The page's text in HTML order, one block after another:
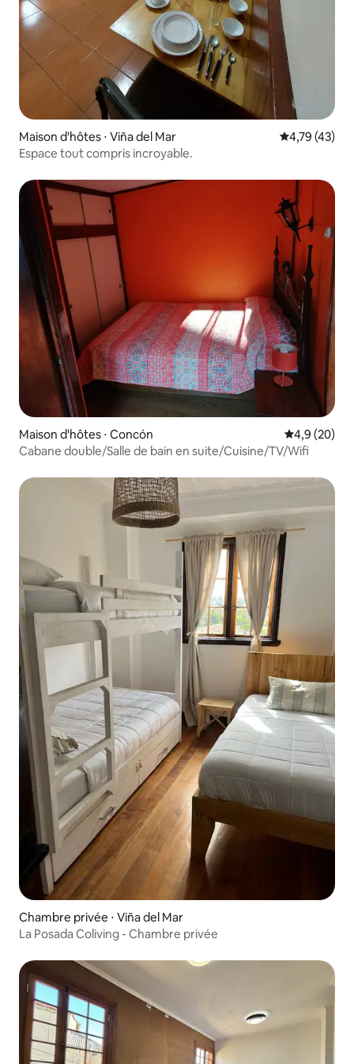
Maison d'hôtes ⋅ Viña del Mar Évaluation
4,79 (43)
Espace tout compris incroyable.
Maison d'hôtes ⋅ Concón Évaluation
4,9 (20)
Cabane double/Salle de bain en suite/Cuisine/TV/Wifi
Chambre privée ⋅ Viña del Mar
La Posada Coliving - Chambre privée